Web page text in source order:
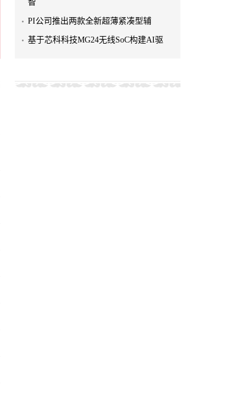
智
PI公司推出两款全新超薄紧凑型辅
基于芯科科技MG24无线SoC构建AI驱